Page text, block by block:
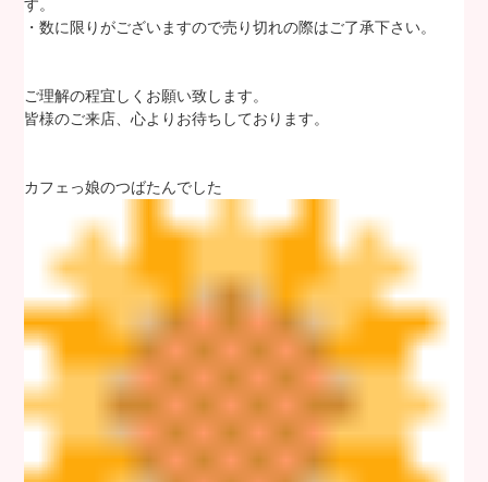
す。
・数に限りがございますので売り切れの際はご了承下さい。
ご理解の程宜しくお願い致します。
皆様のご来店、心よりお待ちしております。
カフェっ娘のつばたんでした